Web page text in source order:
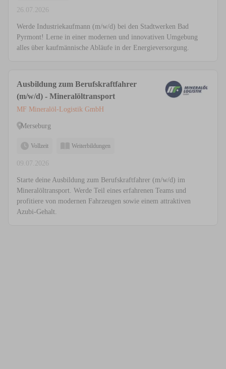
26.07.2026
Werde Industriekaufmann (m/w/d) bei den Stadtwerken Bad
Pyrmont! Lerne in einer modernen und innovativen Umgebung
alles über kaufmännische Abläufe in der Energieversorgung.
Ausbildung zum Berufskraftfahrer
(m/w/d) - Mineralöltransport
MF Mineralöl-Logistik GmbH
Merseburg
Vollzeit Weiterbildungen
09.07.2026
Starte deine Ausbildung zum Berufskraftfahrer (m/w/d) im
Mineralöltransport. Werde Teil eines erfahrenen Teams und
profitiere von modernen Fahrzeugen sowie einem attraktiven
Azubi-Gehalt.